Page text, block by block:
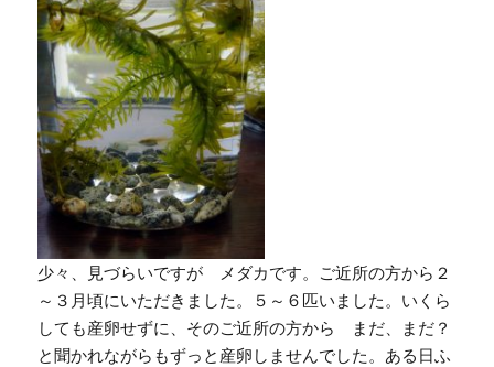
少々、見づらいですが メダカです。ご近所の方から２
～３月頃にいただきました。５～６匹いました。いくら
しても産卵せずに、そのご近所の方から まだ、まだ？
と聞かれながらもずっと産卵しませんでした。ある日ふ